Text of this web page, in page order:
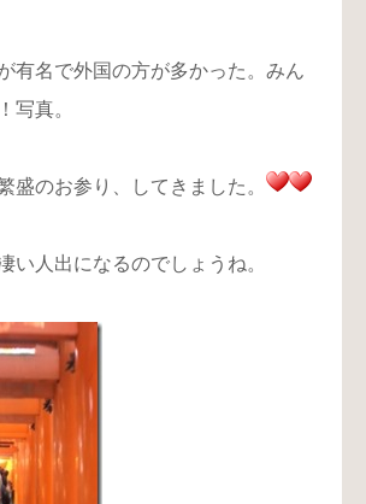
有名で外国の方が多かった。みん
写真。
盛のお参り、してきました。
い人出になるのでしょうね。